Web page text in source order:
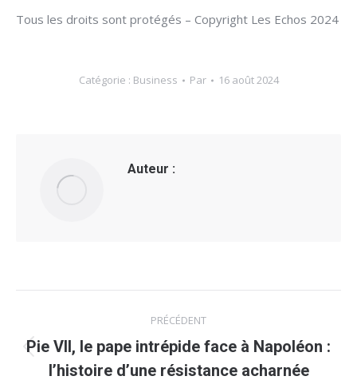
Tous les droits sont protégés – Copyright Les Echos 2024
Catégorie : Business Par 16 août 2024
Auteur :
article
PRÉCÉDENT
Article
précédent
Pie VII, le pape intrépide face à Napoléon :
l’histoire d’une résistance acharnée